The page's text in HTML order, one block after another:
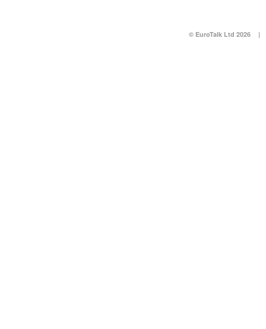
© EuroTalk Ltd 2026 |